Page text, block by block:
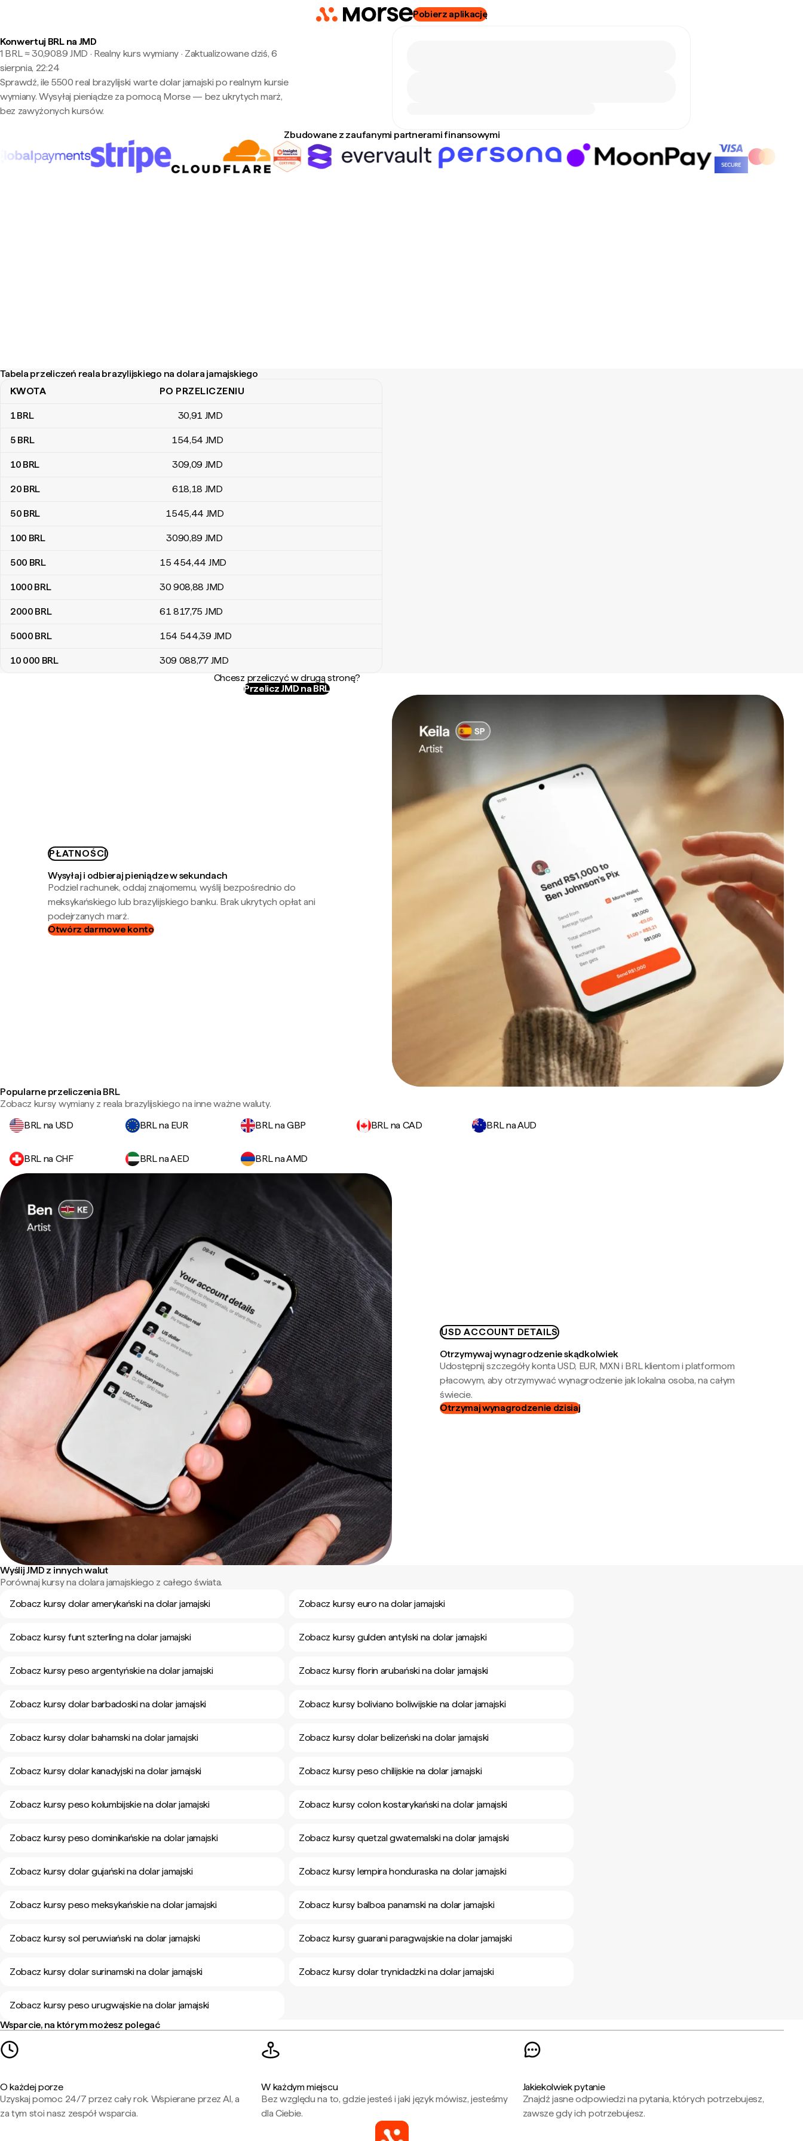
Pobierz aplikację
Konwertuj BRL na JMD
1 BRL ≈ 30,9089 JMD · Realny kurs wymiany· Zaktualizowane dziś, 6
sierpnia, 22:24
Sprawdź, ile 5500 real brazylijski warte dolar jamajski po realnym kursie
wymiany. Wysyłaj pieniądze za pomocą Morse — bez ukrytych marż,
bez zawyżonych kursów.
Zbudowane z zaufanymi partnerami finansowymi
Tabela przeliczeń reala brazylijskiego na dolara jamajskiego
Tabela przeliczeń reala brazylijskiego na dolara jamajskiego
KWOTA PO PRZELICZENIU
1BRL 30,91 JMD
5 BRL 154,54 JMD
10 BRL 309,09 JMD
20 BRL 618,18 JMD
50 BRL 1545,44 JMD
100 BRL 3090,89 JMD
500 BRL 15 454,44 JMD
1000 BRL 30 908,88 JMD
2000 BRL 61 817,75 JMD
5000 BRL 154 544,39 JMD
10 000 BRL 309 088,77 JMD
Chcesz przeliczyć w drugą stronę?
Przelicz JMD na BRL
PŁATNOŚCI
Wysyłaj i odbieraj pieniądze w sekundach
Podziel rachunek, oddaj znajomemu, wyślij bezpośrednio do
meksykańskiego lub brazylijskiego banku. Brak ukrytych opłat ani
podejrzanych marż.
Otwórz darmowe konto
Popularne przeliczenia BRL
Zobacz kursy wymiany z reala brazylijskiego na inne ważne waluty.
BRL na USD
BRL na EUR BRL na GBP BRL na CAD BRL na AUD
BRL na CHF BRL na AED BRL na AMD
USD ACCOUNT DETAILS
Otrzymywaj wynagrodzenie skądkolwiek
Udostępnij szczegóły konta USD, EUR, MXN i BRL klientom i platformom
płacowym, aby otrzymywać wynagrodzenie jak lokalna osoba, na całym
świecie.
Otrzymaj wynagrodzenie dzisiaj
Wyślij JMD z innych walut
Porównaj kursy na dolara jamajskiego z całego świata.
Zobacz kursy dolar amerykański na dolar jamajski
Zobacz kursy euro na dolar jamajski
Zobacz kursy funt szterling na dolar jamajski Zobacz kursy gulden antylski na dolar jamajski
Zobacz kursy peso argentyńskie na dolar jamajski Zobacz kursy florin arubański na dolar jamajski
Zobacz kursy dolar barbadoski na dolar jamajski Zobacz kursy boliviano boliwijskie na dolar jamajski
Zobacz kursy dolar bahamski na dolar jamajski Zobacz kursy dolar belizeński na dolar jamajski
Zobacz kursy dolar kanadyjski na dolar jamajski Zobacz kursy peso chilijskie na dolar jamajski
Zobacz kursy peso kolumbijskie na dolar jamajski Zobacz kursy colon kostarykański na dolar jamajski
Zobacz kursy peso dominikańskie na dolar jamajski Zobacz kursy quetzal gwatemalski na dolar jamajski
Zobacz kursy dolar gujański na dolar jamajski Zobacz kursy lempira honduraska na dolar jamajski
Zobacz kursy peso meksykańskie na dolar jamajski Zobacz kursy balboa panamski na dolar jamajski
Zobacz kursy sol peruwiański na dolar jamajski Zobacz kursy guarani paragwajskie na dolar jamajski
Zobacz kursy dolar surinamski na dolar jamajski Zobacz kursy dolar trynidadzki na dolar jamajski
Zobacz kursy peso urugwajskie na dolar jamajski
Wsparcie, na którym możesz polegać
O każdej porze
Uzyskaj pomoc 24/7 przez cały rok. Wspierane przez AI, a
za tym stoi nasz zespół wsparcia.
W każdym miejscu
Bez względu na to, gdzie jesteś i jaki język mówisz, jesteśmy
dla Ciebie.
Jakiekolwiek pytanie
Znajdź jasne odpowiedzi na pytania, których potrzebujesz,
zawsze gdy ich potrzebujesz.